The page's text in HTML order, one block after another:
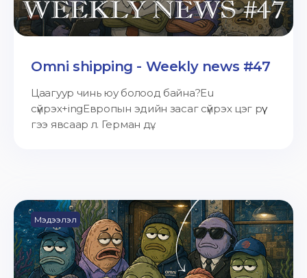
Omni shipping - Weekly news #47
Цаагуур чинь юу болоод байна?Eu
сүйрэх+ingЕвропын эдийн засаг сүйрэх цэг рүү
гээ явсаар л. Герман дү...
Мэдээлэл